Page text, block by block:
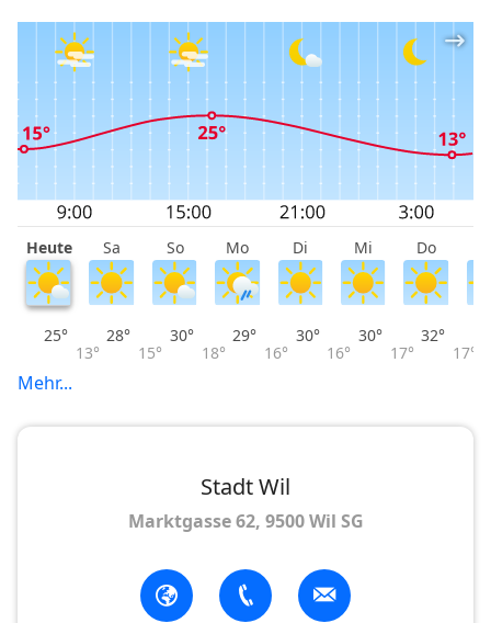
Heute Sa So Mo Di Mi Do
25°
13°
28°
15°
30°
18°
29°
16°
30°
16°
30°
17°
32°
17°
Mehr...
Stadt Wil
Marktgasse 62, 9500 Wil SG